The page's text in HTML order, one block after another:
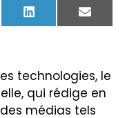
LinkedIn Email
technologies, le
qui rédige en
médias tels